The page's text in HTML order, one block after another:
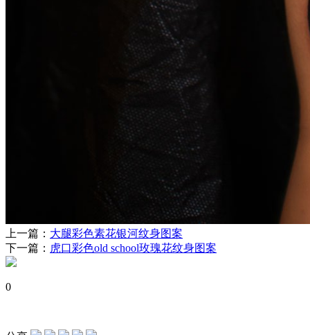
上一篇： 大腿彩色素花银河纹身图案
下一篇： 虎口彩色old school玫瑰花纹身图案
0